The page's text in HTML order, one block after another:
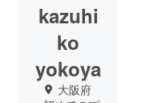
kazuhi
ko
yokoya
大阪府